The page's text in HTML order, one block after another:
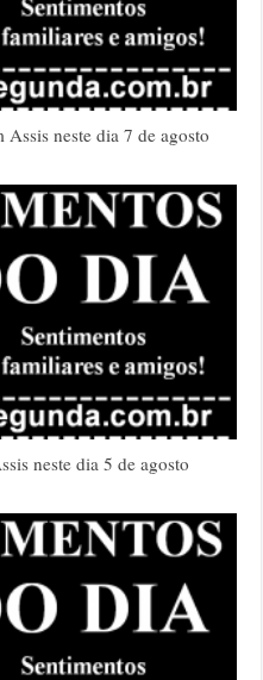
neste dia 7 de agosto
neste dia 5 de agosto